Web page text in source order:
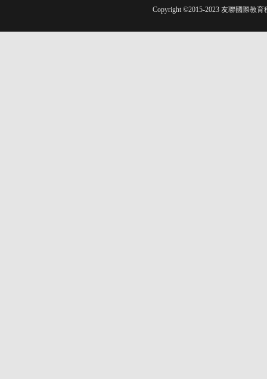
Copyright ©2015-2023 友聯國際教